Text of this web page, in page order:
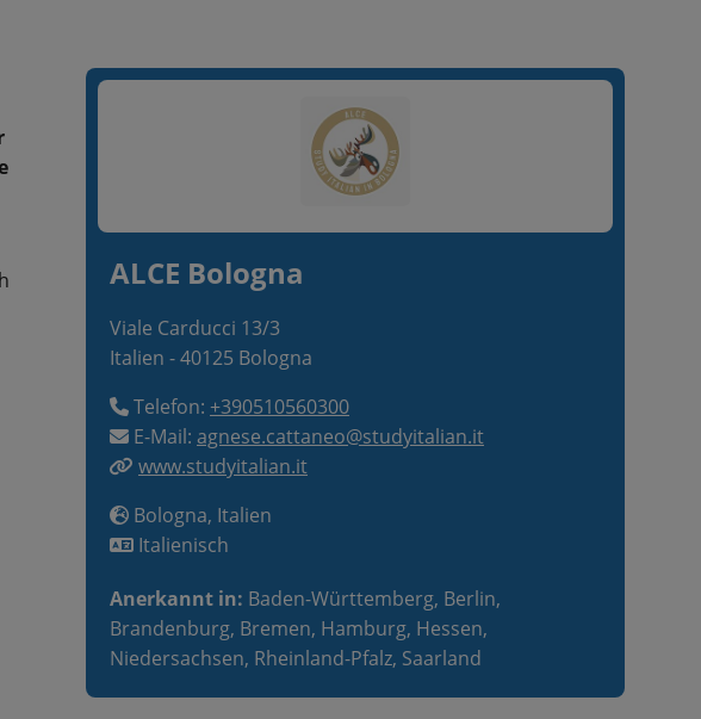
ALCE Bologna
Viale Carducci 13/3
Italien -40125 Bologna
Telefon: +390510560300
E-Mail: agnese.cattaneo@studyitalian.it
www.studyitalian.it
Bologna, Italien
Italienisch
Anerkannt in: Baden-Württemberg, Berlin,
Brandenburg, Bremen, Hamburg, Hessen,
Niedersachsen, Rheinland-Pfalz, Saarland